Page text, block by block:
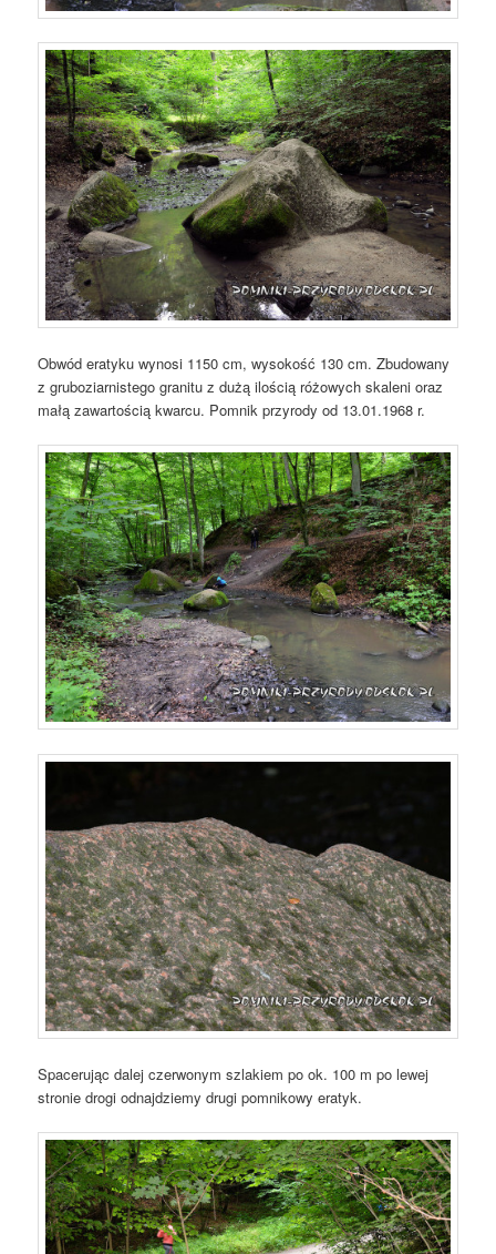
Obwód eratyku wynosi 1150 cm, wysokość 130 cm. Zbudowany
z gruboziarnistego granitu z dużą ilością różowych skaleni oraz
małą zawartością kwarcu. Pomnik przyrody od 13.01.1968 r.
Spacerując dalej czerwonym szlakiem po ok. 100 m po lewej
stronie drogi odnajdziemy drugi pomnikowy eratyk.